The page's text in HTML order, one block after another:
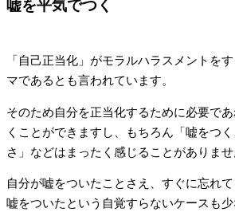
嘘を平気でつく
「自己正当化」がモラルハラスメントを
マであるとも言われています。
そのため自分を正当化するために必要で
くことができますし、もちろん「嘘をつ
さ」などはまったく感じることがありませ
自分が嘘をついたことさえ、すぐに忘れて
嘘をついたという自覚すらないケースも少